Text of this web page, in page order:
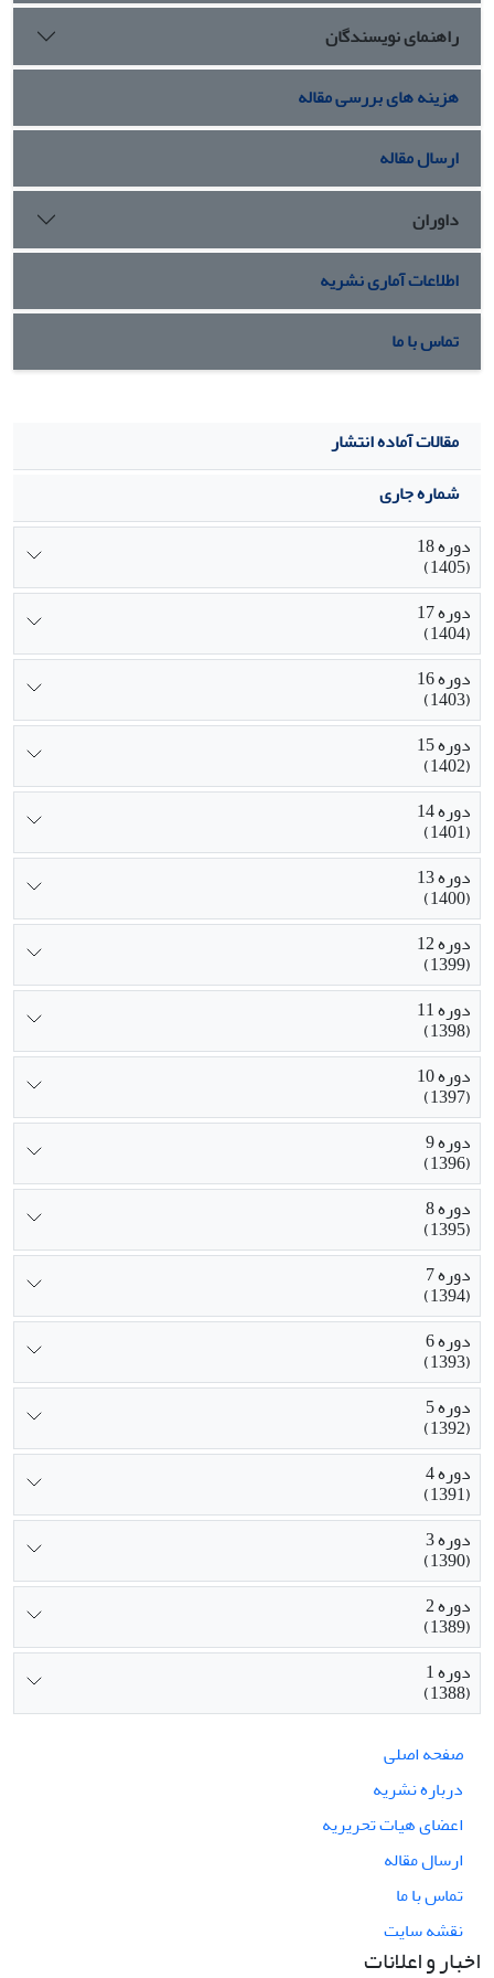
رنسانس آغازین شمایل حضرت مریم به لحاظ فرم و محتوا با
مفاهیم مقدس قرآنی تطبیق بیشتری داشته است. در دورة میانی
و رنسانس پیشرفته شمایل‏ها به‌تدریج تقدس‏زدایی شده و نمادهای
مقدس و تجریدی آن به نمادهای انسان‏مدار و زمینی تبدیل
شده‏اند.
راهنمای نویسندگان
هزینه های بررسی مقاله
ارسال مقاله
داوران
اطلاعات آماری نشریه
تماس با ما
مقالات آماده انتشار
شماره جاری
دوره 18
(1405)
دوره 17
(1404)
دوره 16
(1403)
دوره 15
(1402)
دوره 14
(1401)
دوره 13
(1400)
دوره 12
(1399)
دوره 11
(1398)
دوره 10
(1397)
دوره 9
(1396)
دوره 8
(1395)
دوره 7
(1394)
دوره 6
(1393)
دوره 5
(1392)
دوره 4
(1391)
دوره 3
(1390)
دوره 2
(1389)
دوره 1
(1388)
صفحه اصلی
درباره نشریه
اعضای هیات تحریریه
ارسال مقاله
تماس با ما
نقشه سایت
اخبار و اعلانات